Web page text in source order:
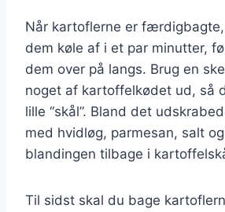
Når kartoflerne er
dem køle af i et par minutter,
dem over på langs. Brug en
noget af kartoffelkødet ud, så
lille “skål”. Bland det
med hvidløg, parmesan, salt
blandingen tilbage i
Til sidst skal du bage